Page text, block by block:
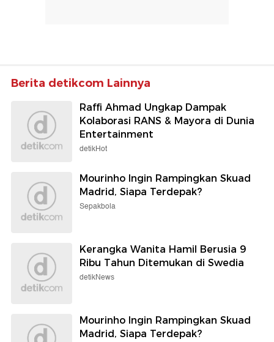
Berita detikcom Lainnya
Raffi Ahmad Ungkap Dampak
Kolaborasi RANS & Mayora di Dunia
Entertainment
detikHot
Mourinho Ingin Rampingkan Skuad
Madrid, Siapa Terdepak?
Sepakbola
Kerangka Wanita Hamil Berusia 9
Ribu Tahun Ditemukan di Swedia
detikNews
Mourinho Ingin Rampingkan Skuad
Madrid, Siapa Terdepak?